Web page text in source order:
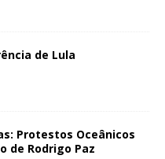
de Lula
Protestos Oceânicos
de Rodrigo Paz